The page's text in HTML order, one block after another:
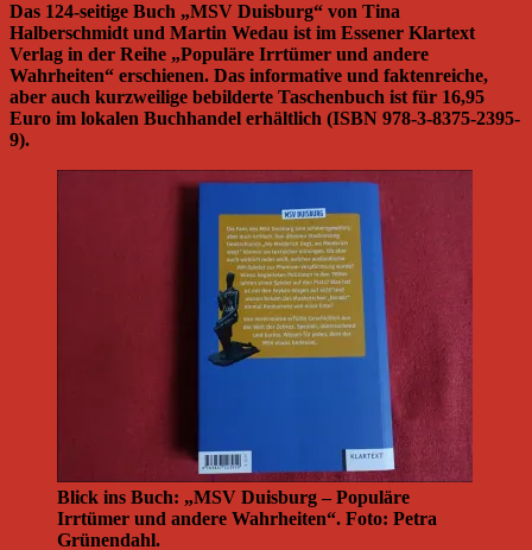
Das 124-seitige Buch „MSV Duisburg“ von Tina
Halberschmidt und Martin Wedau ist im Essener Klartext
Verlag in der Reihe „Populäre Irrtümer und andere
Wahrheiten“ erschienen. Das informative und faktenreiche,
aber auch kurzweilige bebilderte Taschenbuch ist für 16,95
Euro im lokalen Buchhandel erhältlich (ISBN 978-3-8375-2395-
9).
Blick ins Buch: „MSV Duisburg – Populäre
Irrtümer und andere Wahrheiten“. Foto: Petra
Grünendahl.